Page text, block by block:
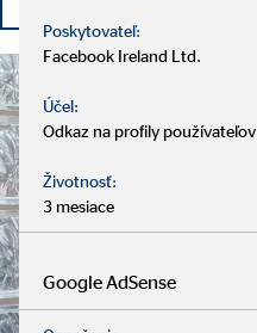
Poskytovateľ:
Facebook Ireland Ltd.
Účel:
Odkaz na profily používateľov
Životnosť:
3 mesiace
Google AdSense